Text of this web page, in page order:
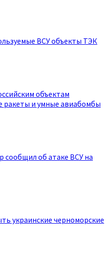
ВСУ объекты ТЭК
объектам
и умные авиабомбы
сообщил об атаке ВСУ на
украинские черноморские